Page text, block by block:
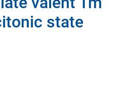
state